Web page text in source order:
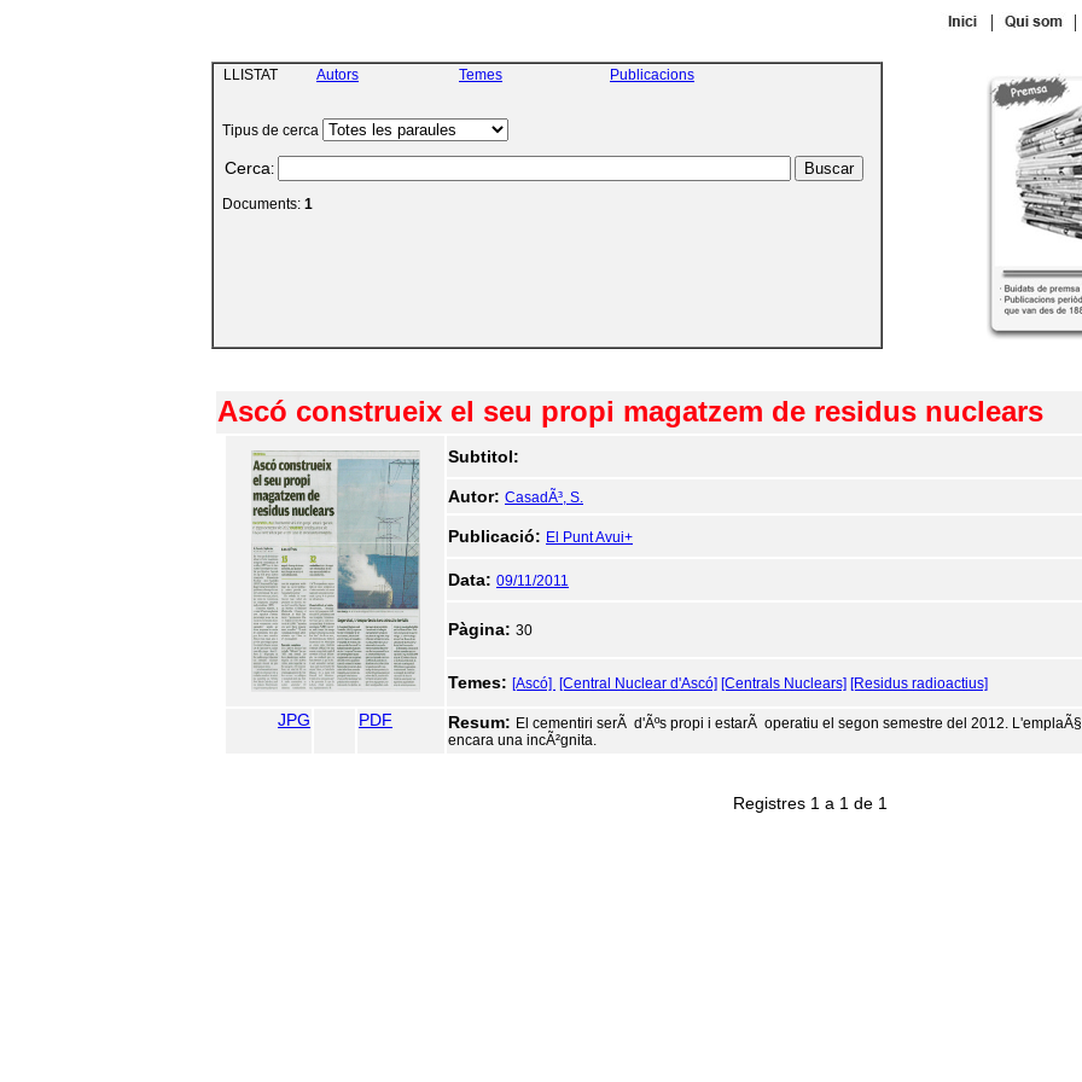
| |
LLISTAT Autors Temes Publicacions
Tipus de cerca
Cerca:
Documents: 1
Ascó construeix el seu propi magatzem de residus nuclears
Subtitol:
Autor: CasadÃ³, S.
Publicació: El Punt Avui+
Data: 09/11/2011
Pàgina: 30
Temes: [Ascó] [Central Nuclear d'Ascó] [Centrals Nuclears] [Residus radioactius]
JPG PDF Resum: El cementiri serÃ d'Ãºs propi i estarÃ operatiu el segon semestre del 2012.
encara una incÃ²gnita.
Registres 1 a 1 de 1